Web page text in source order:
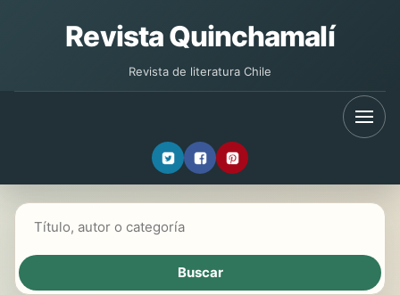
Revista Quinchamalí
Revista de literatura Chile